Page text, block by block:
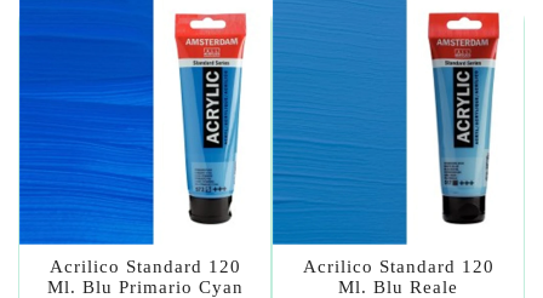
Acrilico Standard 120
Ml. Blu Primario Cyan
Acrilico Standard 120
Ml. Blu Reale